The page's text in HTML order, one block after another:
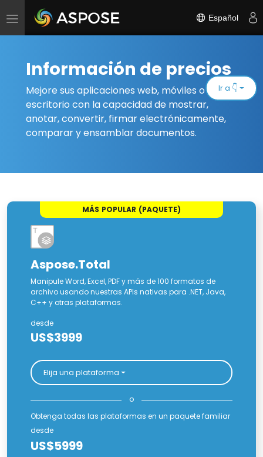
Alternar
Español
Información de precios
Mejore sus aplicaciones web, móviles o de
escritorio con la capacidad de mostrar,
anotar, convertir, firmar electrónicamente,
comparar y ensamblar documentos.
Ir a 👇
MÁS POPULAR (PAQUETE)
Aspose.Total
Manipule Word, Excel, PDF y más de 100 formatos de
archivo usando nuestras APIs nativas para .NET, Java,
C++ y otras plataformas.
desde
US$3999
Elija una plataforma
o
Obtenga todas las plataformas en un paquete familiar
desde
US$5999